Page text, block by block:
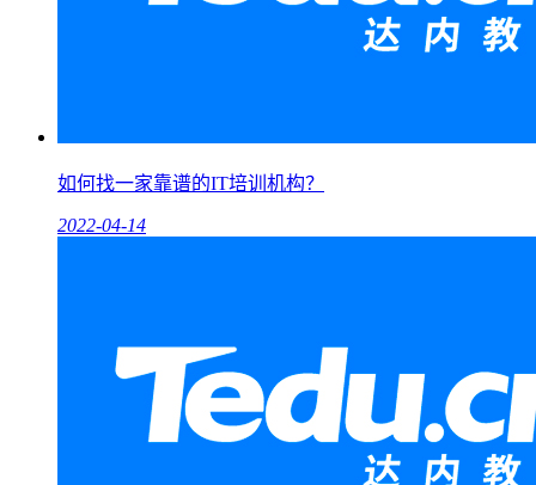
如何找一家靠谱的IT培训机构？
2022-04-14